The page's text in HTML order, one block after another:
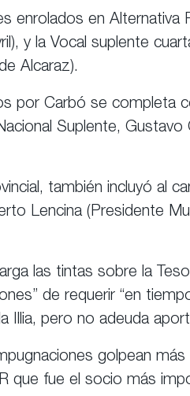
enrolados en
y la Vocal suplente
Alcaraz).
por Carbó se completa
Suplente,
también incluyó al
Lencina (Presidente
las tintas sobre la
de requerir “en
Illia, pero no adeuda
golpean
que fue el socio más